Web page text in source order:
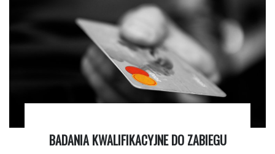
BADANIA KWALIFIKACYJNE DO ZABIEGU